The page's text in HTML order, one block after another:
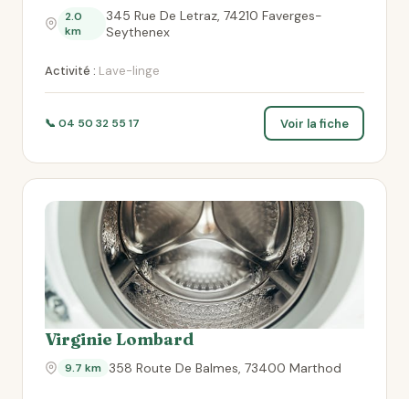
2.0
km
345 Rue De Letraz, 74210 Faverges-
Seythenex
Activité : Lave-linge
📞 04 50 32 55 17 Voir la fiche
Virginie Lombard
9.7 km 358 Route De Balmes, 73400 Marthod